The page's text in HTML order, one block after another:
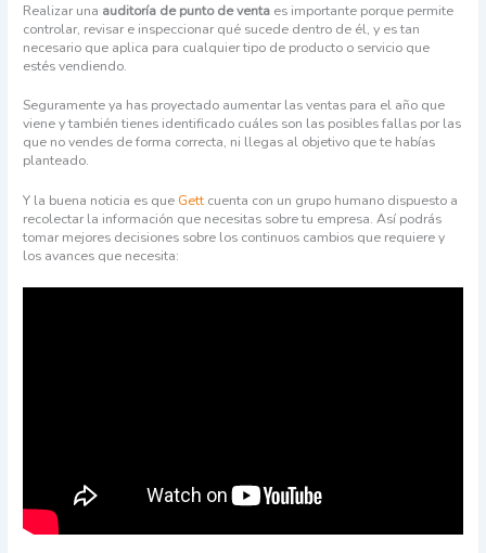
Realizar una auditoría de punto de venta es importante porque permite
controlar, revisar e inspeccionar qué sucede dentro de él, y es tan
necesario que aplica para cualquier tipo de producto o servicio que
estés vendiendo.
Seguramente ya has proyectado aumentar las ventas para el año que
viene y también tienes identificado cuáles son las posibles fallas por las
que no vendes de forma correcta, ni llegas al objetivo que te habías
planteado.
Y la buena noticia es que Gett cuenta con un grupo humano dispuesto a
recolectar la información que necesitas sobre tu empresa. Así podrás
tomar mejores decisiones sobre los continuos cambios que requiere y
los avances que necesita: